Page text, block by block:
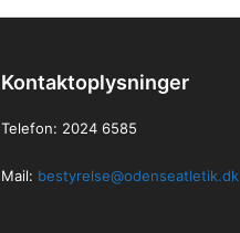
Kontaktoplysninger
Telefon: 2024 6585
Mail: bestyrelse@odenseatletik.dk